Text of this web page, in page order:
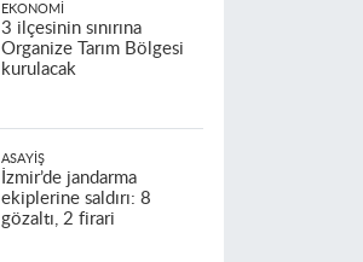
EKONOMI
3 ilçesinin sınırına
Organize Tarım Bölgesi
kurulacak
ASAYIŞ
İzmir’de jandarma
ekiplerine saldırı: 8
gözaltı, 2 firari